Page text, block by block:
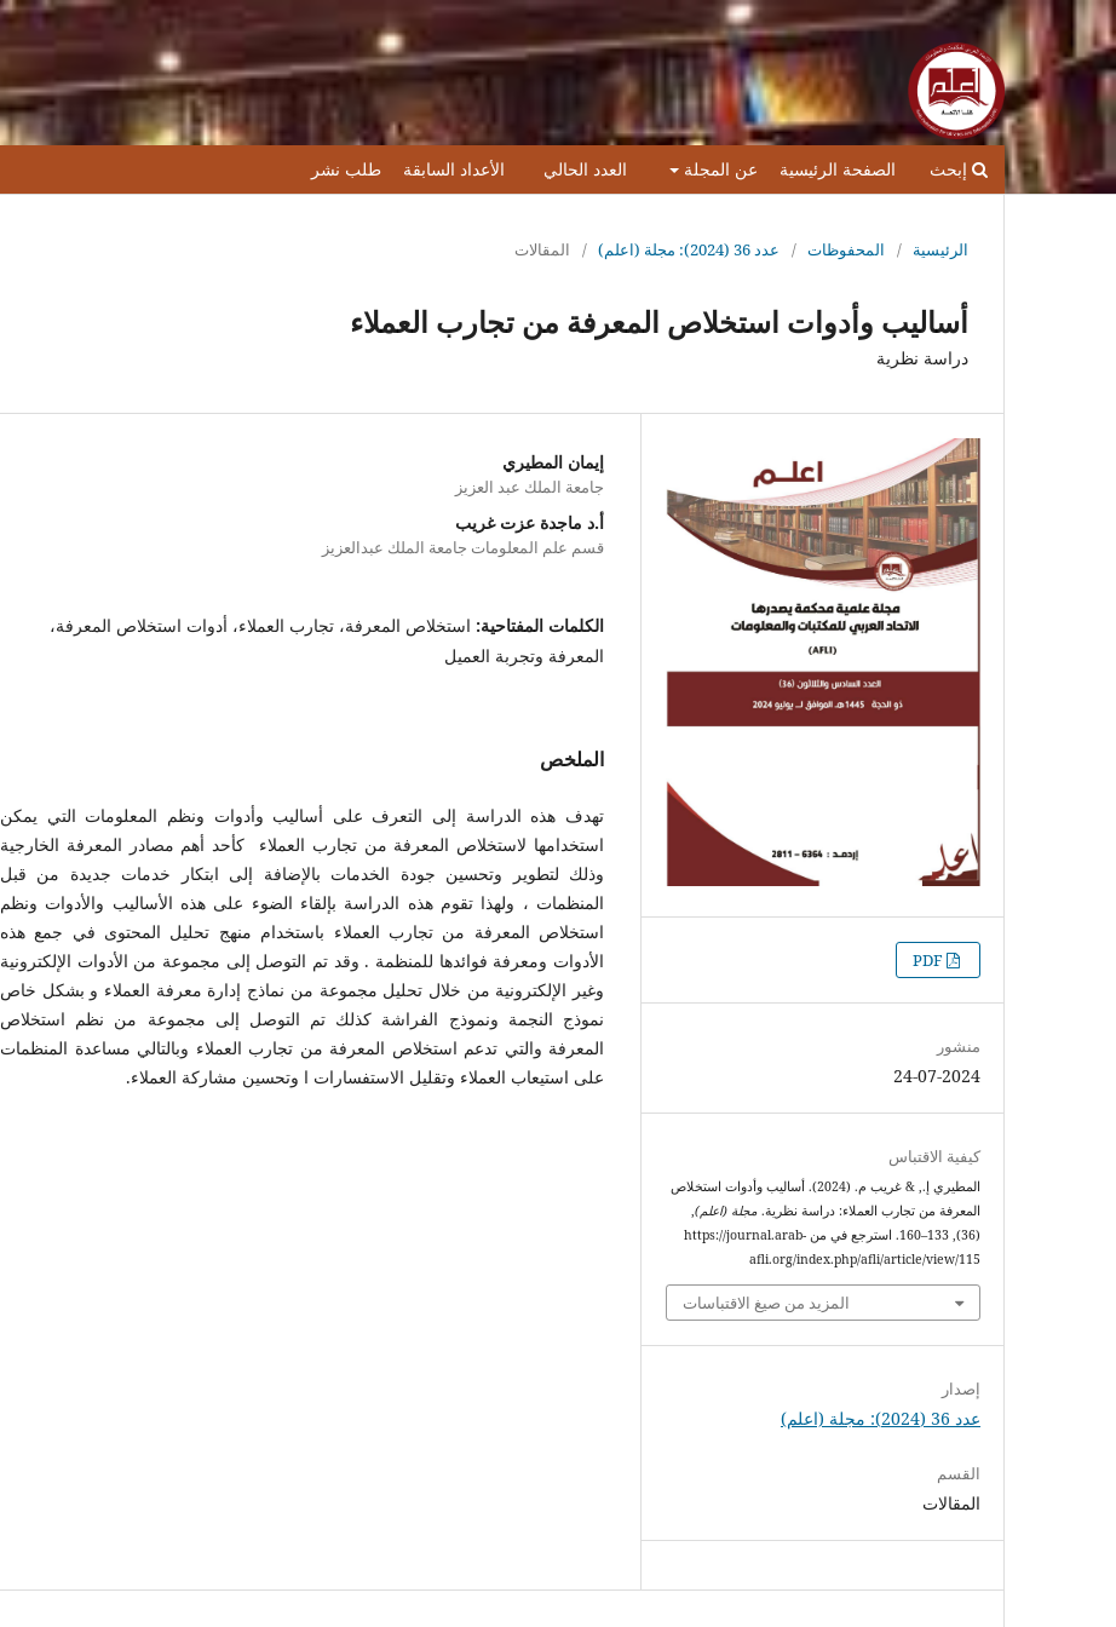
الصفحة الرئيسية عن المجلة العدد الحالي الأعداد السابقة طلب نشر إبحث
الرئيسية / المحفوظات / عدد 36 (2024): مجلة (اعلم) / المقالات
أساليب وأدوات استخلاص المعرفة من تجارب العملاء
دراسة نظرية
إيمان المطيري
جامعة الملك عبد العزيز
أ.د ماجدة عزت غريب
قسم علم المعلومات جامعة الملك عبدالعزيز
الكلمات المفتاحية: استخلاص المعرفة، تجارب العملاء، أدوات استخلاص المعرفة،
المعرفة وتجربة العميل
الملخص
تهدف هذه الدراسة إلى التعرف على أساليب وأدوات ونظم المعلومات التي يمكن
استخدامها لاستخلاص المعرفة من تجارب العملاء كأحد أهم مصادر المعرفة الخارجية
وذلك لتطوير وتحسين جودة الخدمات بالإضافة إلى ابتكار خدمات جديدة من قبل
المنظمات ، ولهذا تقوم هذه الدراسة بإلقاء الضوء على هذه الأساليب والأدوات ونظم
استخلاص المعرفة من تجارب العملاء باستخدام منهج تحليل المحتوى في جمع هذه
الأدوات ومعرفة فوائدها للمنظمة . وقد تم التوصل إلى مجموعة من الأدوات الإلكترونية
وغير الإلكترونية من خلال تحليل مجموعة من نماذج إدارة معرفة العملاء و بشكل خاص
نموذج النجمة ونموذج الفراشة كذلك تم التوصل إلى مجموعة من نظم استخلاص
المعرفة والتي تدعم استخلاص المعرفة من تجارب العملاء وبالتالي مساعدة المنظمات
على استيعاب العملاء وتقليل الاستفسارات ا وتحسين مشاركة العملاء.
التنزيلات
PDF
منشور
24-07-2024
كيفية الاقتباس
المطيري إ., & غريب م. (2024). أساليب وأدوات استخلاص
المعرفة من تجارب العملاء: دراسة نظرية.مجلة (اعلم),
(36), 133–160. استرجع في من https://journal.arab-
afli.org/index.php/afli/article/view/115
المزيد من صيغ الاقتباسات
إصدار
عدد 36 (2024): مجلة (اعلم)
القسم
المقالات